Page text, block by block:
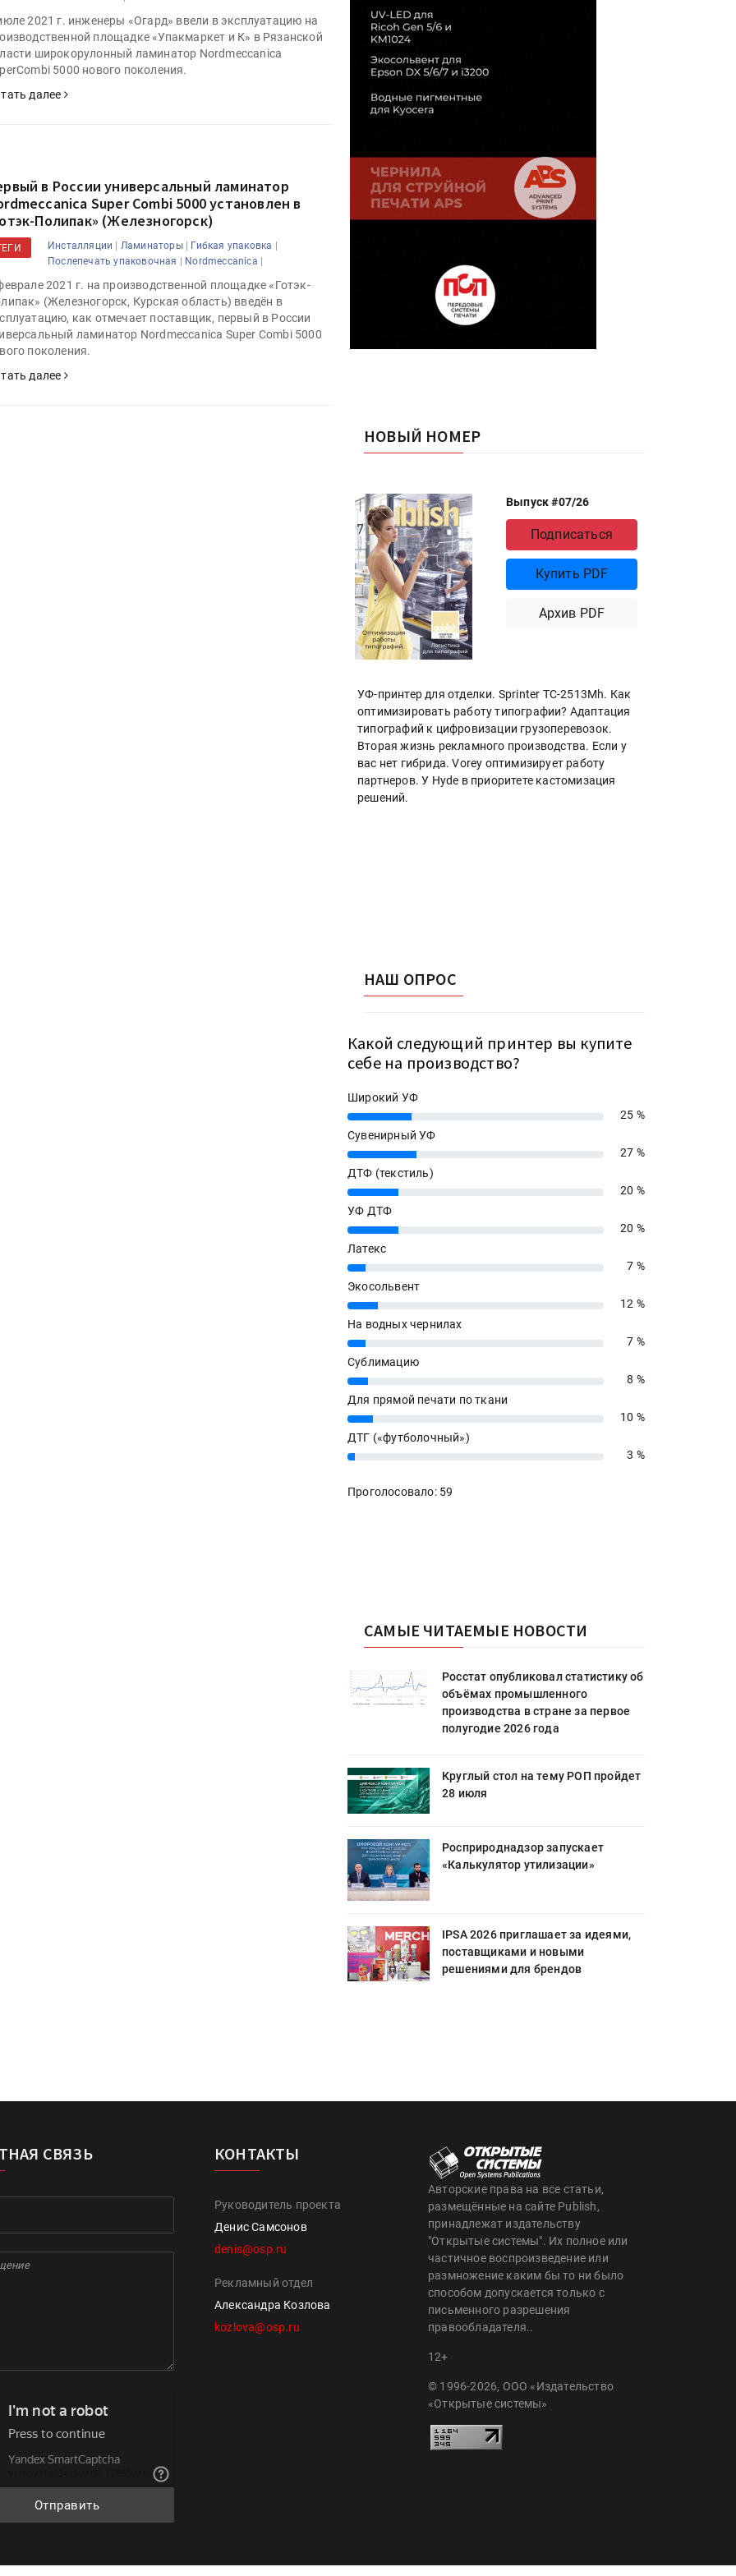
2021 г. инженеры «Огард» ввели в эксплуатацию на
площадке «Упакмаркет и К» в Рязанской
широкорулонный ламинатор Nordmeccanica
5000 нового поколения.
далее
в России универсальный ламинатор
Super Combi 5000 установлен в
Полипак» (Железногорск)
Инсталляции | Ламинаторы| Гибкая упаковка |
Послепечать упаковочная | Nordmeccanica |
2021 г. на производственной площадке «Готэк-
(Железногорск, Курская область) введён в
как отмечает поставщик, первый в России
ламинатор Nordmeccanica Super Combi 5000
поколения.
далее
НОВЫЙ НОМЕР
Выпуск #07/26
Подписаться
Купить PDF
Архив PDF
УФ-принтер для отделки. Sprinter ТС-2513Mh. Как
оптимизировать работу типографии? Адаптация
типографий к цифровизации грузоперевозок.
Вторая жизнь рекламного производства. Если у
вас нет гибрида. Vorey оптимизирует работу
партнеров. У Hyde в приоритете кастомизация
решений.
НАШ ОПРОС
Какой следующий принтер вы купите
себе на производство?
Широкий УФ
25%
25 %
Сувенирный УФ
27%
27 %
ДТФ (текстиль)
20%
20 %
УФ ДТФ
20%
20 %
Латекс
7%
7 %
Экосольвент
12%
12 %
На водных чернилах
7%
7 %
Сублимацию
8%
8 %
Для прямой печати по ткани
10%
10 %
ДТГ («футболочный»)
3% 3 %
Проголосовало: 59
САМЫЕ ЧИТАЕМЫЕ НОВОСТИ
Росстат опубликовал статистику об
объёмах промышленного
производства в стране за первое
полугодие 2026 года
Круглый стол на тему РОП пройдет
28 июля
Росприроднадзор запускает
«Калькулятор утилизации»
IPSA 2026 приглашает за идеями,
поставщиками и новыми
решениями для брендов
СВЯЗЬ
Отправить
КОНТАКТЫ
Руководитель проекта
Денис Самсонов
denis@osp.ru
Рекламный отдел
Александра Козлова
kozlova@osp.ru
Авторские права на все статьи,
размещённые на сайте Publish,
принадлежат издательству
"Открытые системы". Их полное или
частичное воспроизведение или
размножение каким бы то ни было
способом допускается только с
письменного разрешения
правообладателя..
12+
© 1996-2026, ООО «Издательство
«Открытые системы»